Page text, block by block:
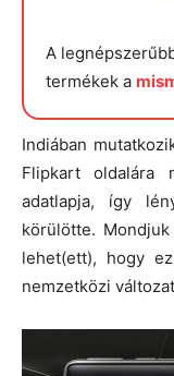
A
termékek a
Indiában
Flipkart
adatlapja, így
körülötte.
lehet(ett), hogy
nemzetközi